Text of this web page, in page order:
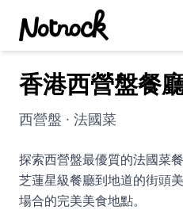
精選活動
博客文章
約會好去處
美食佳餚
香港西營盤餐
西營盤 · 法國菜
探索西營盤最優質的法國菜
芝蓮星級餐廳到地道的街頭
場合的完美美食地點。